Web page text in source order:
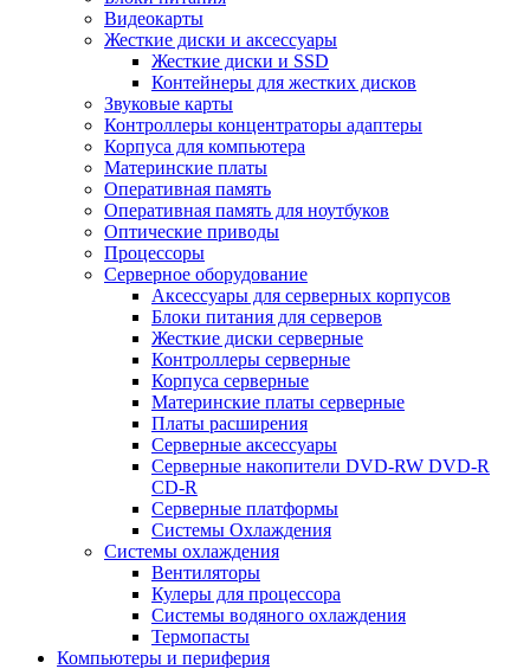
Видеокарты
Жесткие диски и аксессуары
Жесткие диски и SSD
Контейнеры для жестких дисков
Звуковые карты
Контроллеры концентраторы адаптеры
Корпуса для компьютера
Материнские платы
Оперативная память
Оперативная память для ноутбуков
Оптические приводы
Процессоры
Серверное оборудование
Аксессуары для серверных корпусов
Блоки питания для серверов
Жесткие диски серверные
Контроллеры серверные
Корпуса серверные
Материнские платы серверные
Платы расширения
Серверные аксессуары
Серверные накопители DVD-RW DVD-R
CD-R
Серверные платформы
Системы Охлаждения
Системы охлаждения
Вентиляторы
Кулеры для процессора
Системы водяного охлаждения
Термопасты
Компьютеры и периферия